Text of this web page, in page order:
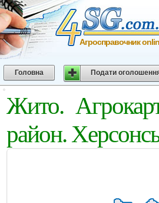
Агросправочник
Головна Подати
Жито.
район.